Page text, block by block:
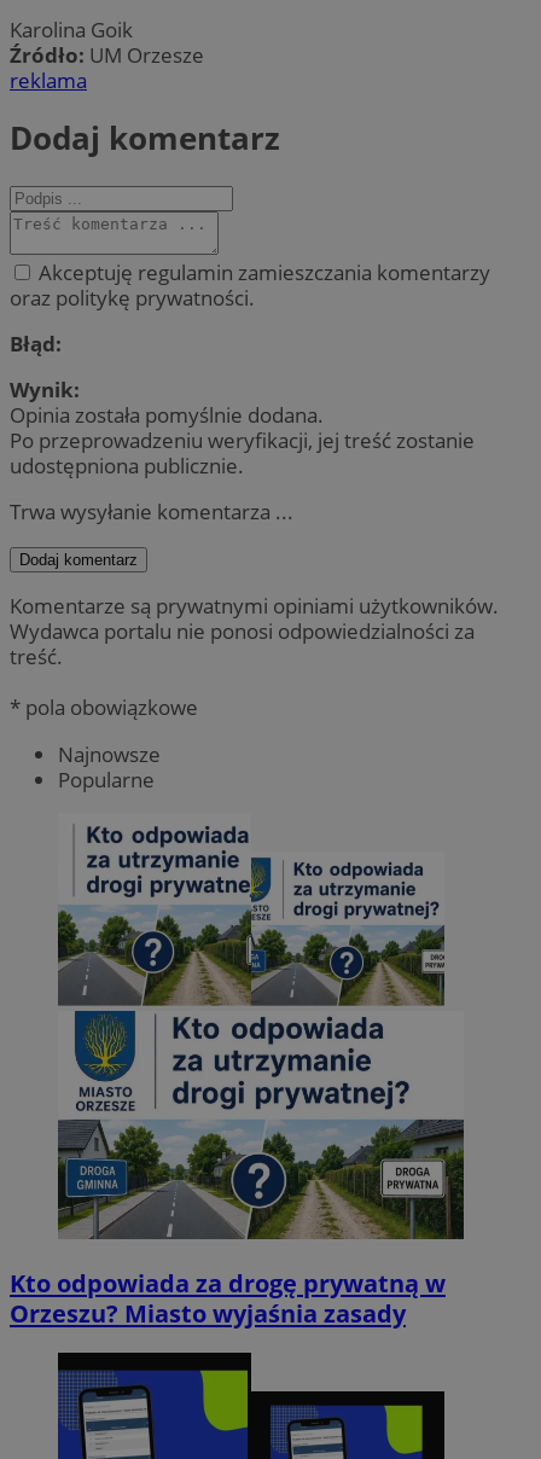
Karolina Goik
Źródło: UM Orzesze
reklama
Dodaj komentarz
Akceptuję regulamin zamieszczania komentarzy
oraz politykę prywatności.
Błąd:
Wynik:
Opinia została pomyślnie dodana.
Po przeprowadzeniu weryfikacji, jej treść zostanie
udostępniona publicznie.
Trwa wysyłanie komentarza ...
Dodaj komentarz
Komentarze są prywatnymi opiniami użytkowników.
Wydawca portalu nie ponosi odpowiedzialności za
treść.
* pola obowiązkowe
Najnowsze
Popularne
Kto odpowiada za drogę prywatną w
Orzeszu? Miasto wyjaśnia zasady